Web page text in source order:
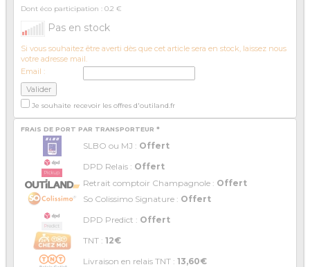
Dont éco participation : 0.2 €
Pas en stock
Si vous souhaitez être averti dès que cet article sera en stock, laissez nous
votre adresse mail.
Email :
Je souhaite recevoir les offres d'outiland.fr
FRAIS DE PORT PAR TRANSPORTEUR *
SLBO ou MJ : Offert
DPD Relais : Offert
Retrait comptoir Champagnole : Offert
So Colissimo Signature : Offert
DPD Predict : Offert
TNT : 12€
Livraison en relais TNT : 13,60€